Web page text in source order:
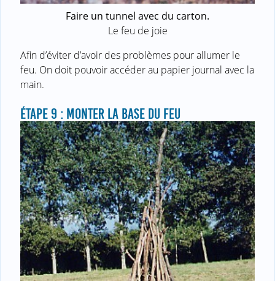
Faire un tunnel avec du carton.
Le feu de joie
Afin d’éviter d’avoir des problèmes pour allumer le
feu. On doit pouvoir accéder au papier journal avec la
main.
ÉTAPE 9 : MONTER LA BASE DU FEU